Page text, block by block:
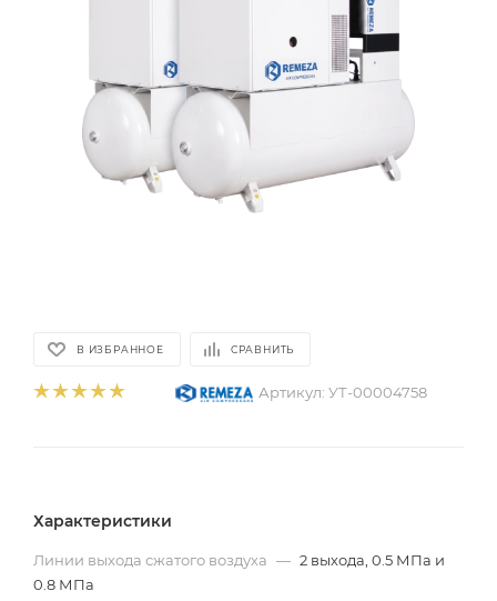
В ИЗБРАННОЕ СРАВНИТЬ
Артикул: УТ-00004758
Характеристики
Линии выхода сжатого воздуха — 2 выхода, 0.5 МПа и
0.8 МПа